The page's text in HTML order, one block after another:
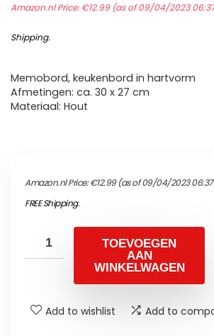
Amazon.nl Price:€12.99(as of 09/04/2023
Shipping.
Memobord, keukenbord in hartvorm
Afmetingen: ca. 30 x 27 cm
Materiaal: Hout
Amazon.nl Price:€12.99(as of 09/04/2023 06:37
FREE Shipping.
TOEVOEGEN
AAN
WINKELWAGEN
Add to wishlist Add to